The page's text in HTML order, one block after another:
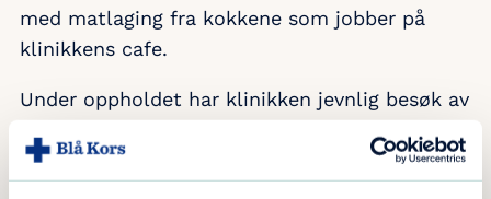
med matlaging fra kokkene som jobber på
klinikkens cafe.
Under oppholdet har klinikken jevnlig besøk av
pasientgruppen. Behandlingsteamet ønsker